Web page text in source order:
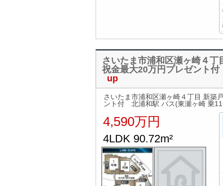
さいたま市浦和区瀬ヶ崎４
祝金最大20万円プレゼント
up
さいたま市浦和区瀬ヶ崎４丁目 新
ント付 北浦和駅 バス(東瀬ヶ崎 乗
4,590万円
4LDK 90.72m²